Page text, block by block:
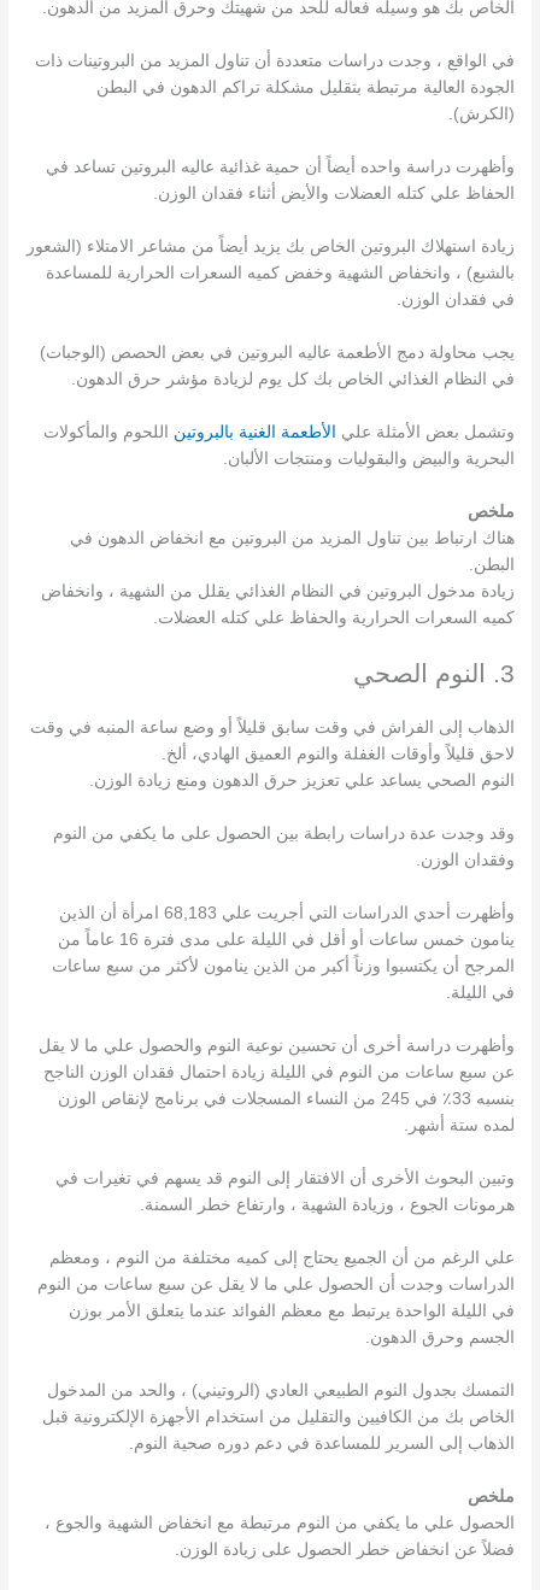
الخاص بك هو وسيله فعاله للحد من شهيتك وحرق المزيد من الدهون.
في الواقع ، وجدت دراسات متعددة أن تناول المزيد من البروتينات ذات
الجودة العالية مرتبطة بتقليل مشكلة تراكم الدهون في البطن
(الكرش).
وأظهرت دراسة واحده أيضاً أن حمية غذائية عاليه البروتين تساعد في
الحفاظ علي كتله العضلات والأيض أثناء فقدان الوزن.
زيادة استهلاك البروتين الخاص بك يزيد أيضاً من مشاعر الامتلاء (الشعور
بالشبع) ، وانخفاض الشهية وخفض كميه السعرات الحرارية للمساعدة
في فقدان الوزن.
يجب محاولة دمج الأطعمة عاليه البروتين في بعض الحصص (الوجبات)
في النظام الغذائي الخاص بك كل يوم لزيادة مؤشر حرق الدهون.
وتشمل بعض الأمثلة علي الأطعمة الغنية بالبروتين اللحوم والمأكولات
البحرية والبيض والبقوليات ومنتجات الألبان.
ملخص
هناك ارتباط بين تناول المزيد من البروتين مع انخفاض الدهون في
البطن.
زيادة مدخول البروتين في النظام الغذائي يقلل من الشهية ، وانخفاض
كميه السعرات الحرارية والحفاظ علي كتله العضلات.
3. النوم الصحي
الذهاب إلى الفراش في وقت سابق قليلاً أو وضع ساعة المنبه في وقت
لاحق قليلاً وأوقات الغفلة والنوم العميق الهادي، ألخ.
النوم الصحي يساعد علي تعزيز حرق الدهون ومنع زيادة الوزن.
وقد وجدت عدة دراسات رابطة بين الحصول على ما يكفي من النوم
وفقدان الوزن.
وأظهرت أحدي الدراسات التي أجريت علي 68,183 امرأة أن الذين
ينامون خمس ساعات أو أقل في الليلة على مدى فترة 16 عاماً من
المرجح أن يكتسبوا وزناً أكبر من الذين ينامون لأكثر من سبع ساعات
في الليلة.
وأظهرت دراسة أخرى أن تحسين نوعية النوم والحصول علي ما لا يقل
عن سبع ساعات من النوم في الليلة زيادة احتمال فقدان الوزن الناجح
بنسبه 33٪ في 245 من النساء المسجلات في برنامج لإنقاص الوزن
لمده ستة أشهر.
وتبين البحوث الأخرى أن الافتقار إلى النوم قد يسهم في تغيرات في
هرمونات الجوع ، وزيادة الشهية ، وارتفاع خطر السمنة.
علي الرغم من أن الجميع يحتاج إلى كميه مختلفة من النوم ، ومعظم
الدراسات وجدت أن الحصول علي ما لا يقل عن سبع ساعات من النوم
في الليلة الواحدة يرتبط مع معظم الفوائد عندما يتعلق الأمر بوزن
الجسم وحرق الدهون.
التمسك بجدول النوم الطبيعي العادي (الروتيني) ، والحد من المدخول
الخاص بك من الكافيين والتقليل من استخدام الأجهزة الإلكترونية قبل
الذهاب إلى السرير للمساعدة في دعم دوره صحية النوم.
ملخص
الحصول علي ما يكفي من النوم مرتبطة مع انخفاض الشهية والجوع ،
فضلاً عن انخفاض خطر الحصول على زيادة الوزن.